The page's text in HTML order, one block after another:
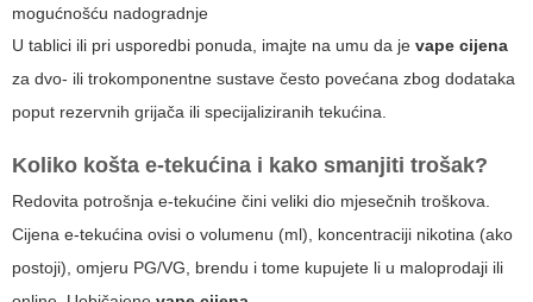
mogućnošću nadogradnje
U tablici ili pri usporedbi ponuda, imajte na umu da je vape cijena
za dvo- ili trokomponentne sustave često povećana zbog dodataka
poput rezervnih grijača ili specijaliziranih tekućina.
Koliko košta e-tekućina i kako smanjiti trošak?
Redovita potrošnja e-tekućine čini veliki dio mjesečnih troškova.
Cijena e-tekućina ovisi o volumenu (ml), koncentraciji nikotina (ako
postoji), omjeru PG/VG, brendu i tome kupujete li u maloprodaji ili